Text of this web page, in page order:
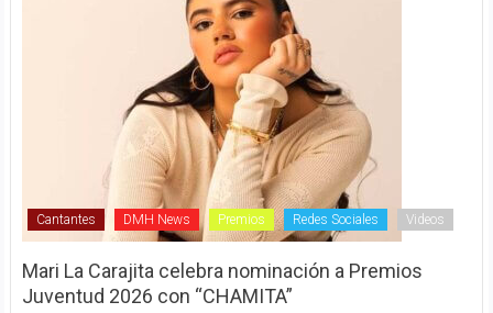
Cantantes DMH News Premios Redes Sociales Videos
Mari La Carajita celebra nominación a Premios
Juventud 2026 con “CHAMITA”